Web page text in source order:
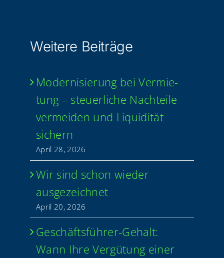
Wei­te­re Beiträge
Moder­ni­sie­rung bei Ver­mie­
tung – steu­er­li­che Nach­tei­le
ver­mei­den und Liqui­di­tät
sichern
April 28, 2026
Wir sind schon wie­der
ausgezeichnet
April 20, 2026
Geschäfts­­­füh­­rer-Gehalt:
Wann Ihre Ver­gü­tung einer